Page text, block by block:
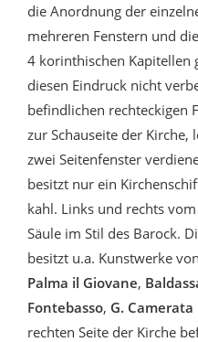
die Anordnung der
mehreren Fenstern und
4 korinthischen Kapitellen
diesen Eindruck nicht
befindlichen rechteckigen
zur Schauseite der
zwei Seitenfenster
besitzt nur ein
kahl. Links und rechts
Säule im Stil des Barock.
besitzt u.a. Kunstwerke von
Palma il Giovane,
Fontebasso, G. Camerata
rechten Seite der Kirche